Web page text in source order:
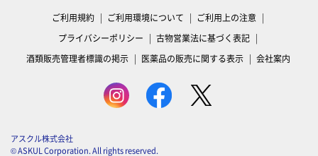
ご利用規約 ご利用環境について
ご利用上の注意
プライバシーポリシー
古物営業法に基づく表記
酒類販売管理者標識の掲示
医薬品の販売に関する表示 会社案内
アスクル株式会社
© ASKUL Corporation. All rights reserved.